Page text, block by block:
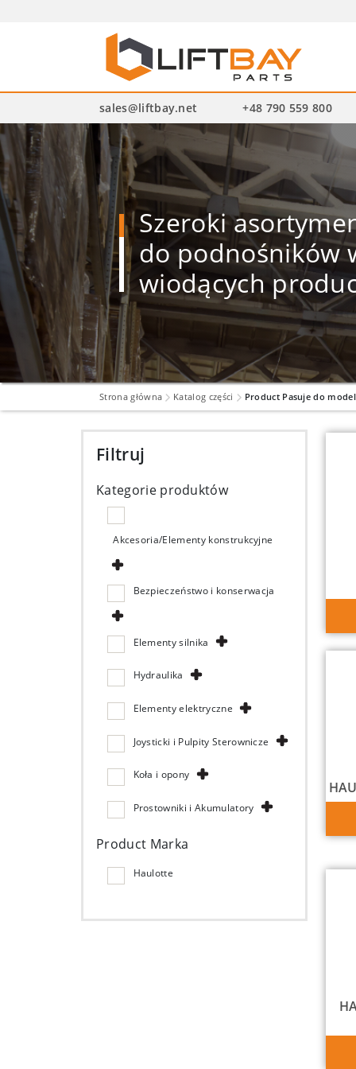
sales@liftbay.net +48 790 559 800
Szeroki
do podnośników
wiodących
Strona główna Katalog części Product Pasuje do
Filtruj
Kategorie produktów
Akcesoria/Elementy konstrukcyjne
Bezpieczeństwo i konserwacja
Elementy silnika
Hydraulika
Elementy elektryczne
Joysticki i Pulpity Sterownicze
Koła i opony
Prostowniki i Akumulatory
Product Marka
Haulotte